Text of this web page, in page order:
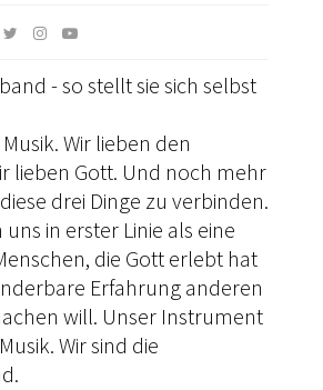
- so stellt sie sich selbst
Wir lieben den
lieben Gott. Und noch mehr
drei Dinge zu verbinden.
in erster Linie als eine
die Gott erlebt hat
Erfahrung anderen
will. Unser Instrument
Wir sind die